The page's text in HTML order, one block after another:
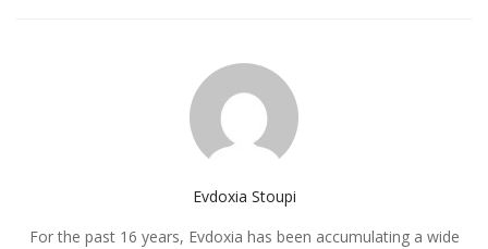
Evdoxia Stoupi
For the past 16 years, Evdoxia has been accumulating a wide